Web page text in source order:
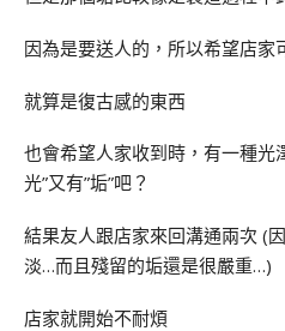
因為是要送人的，所以希望店家
就算是復古感的東西
也會希望人家收到時，有一種光
光”又有”垢”吧？
結果友人跟店家來回溝通兩次 (
淡…而且殘留的垢還是很嚴重…)
店家就開始不耐煩